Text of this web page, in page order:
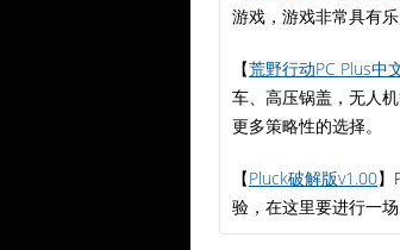
游戏，游戏非常具有
【荒野行动PC Plus中
车、高压锅盖，无人
更多策略性的选择。
【Pluck破解版v1.00
验，在这里要进行一场